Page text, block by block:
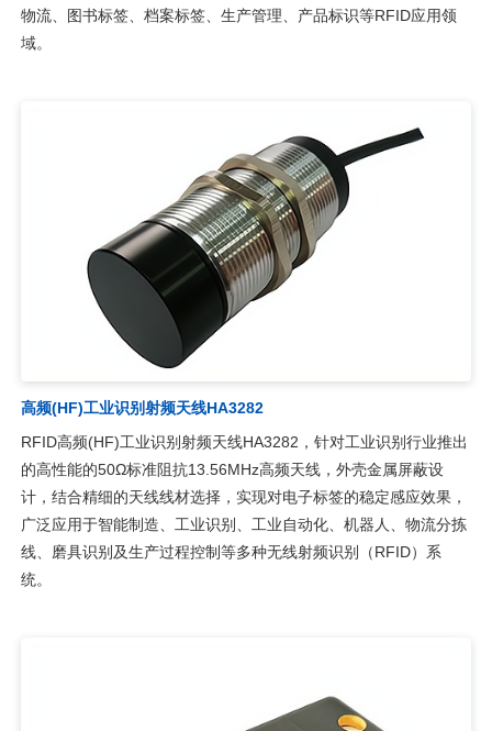
物流、图书标签、档案标签、生产管理、产品标识等RFID应用领
域。
高频(HF)工业识别射频天线HA3282
RFID高频(HF)工业识别射频天线HA3282，针对工业识别行业推出
的高性能的50Ω标准阻抗13.56MHz高频天线，外壳金属屏蔽设
计，结合精细的天线线材选择，实现对电子标签的稳定感应效果，
广泛应用于智能制造、工业识别、工业自动化、机器人、物流分拣
线、磨具识别及生产过程控制等多种无线射频识别（RFID）系
统。